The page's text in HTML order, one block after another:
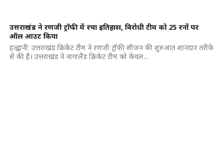
उत्तराखंड ने रणजी ट्रॉफी में रचा इतिहास, विरोधी टीम को 25 रनों पर
ऑल आउट किया
हल्द्वानी: उत्तराखंड क्रिकेट टीम ने रणजी ट्रॉफी सीजन की शुरुआत शानदार तरीके
से की है। उत्तराखंड ने नागालैंड क्रिकेट टीम को केवल...